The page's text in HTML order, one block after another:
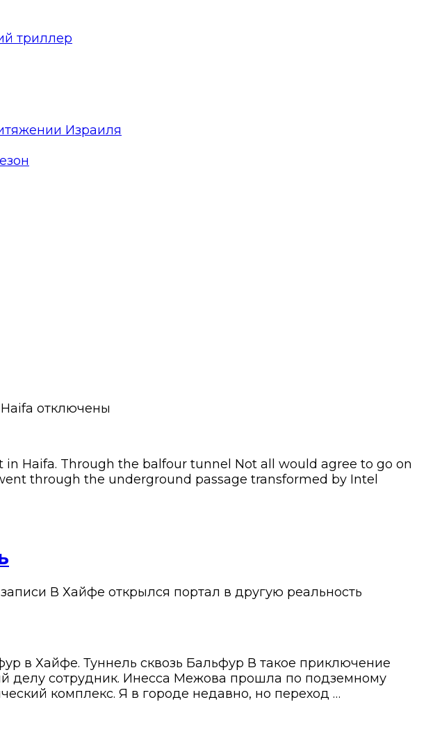
триллер
Израиля
отключены
Haifa. Through the balfour tunnel Not all would agree to go on
through the underground passage transformed by Intel
В Хайфе открылся портал в другую реальность
в Хайфе. Туннель сквозь Бальфур В такое приключение
делу сотрудник. Инесса Межова прошла по подземному
комплекс. Я в городе недавно, но переход …